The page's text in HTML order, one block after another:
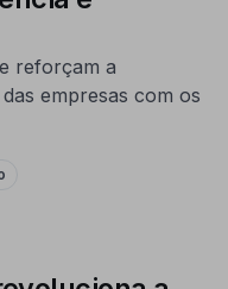
reforçam a
empresas com os